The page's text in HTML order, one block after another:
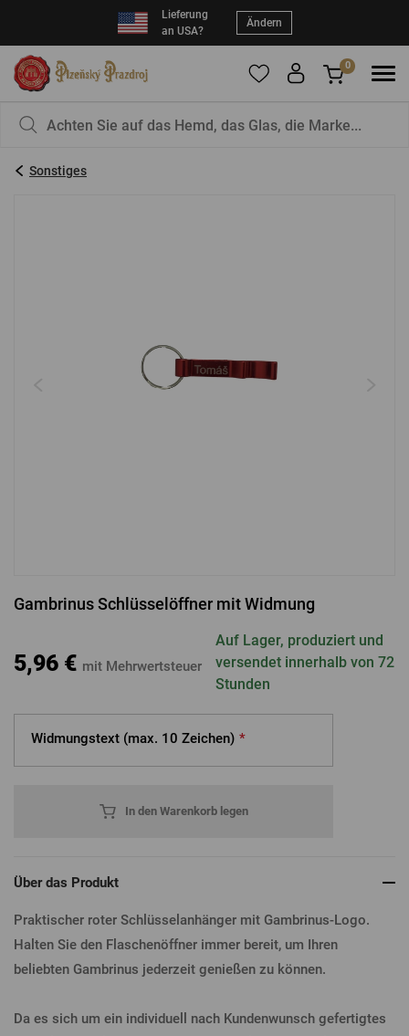
Lieferung
an USA?
Ändern
registrieren Sie sich
Vergessenes Passwort
0
Sonstiges
Gambrinus Schlüsselöffner mit Widmung
5,96 € mit Mehrwertsteuer
Auf Lager, produziert und
versendet innerhalb von 72
Stunden
Widmungstext (max. 10 Zeichen) *
In den Warenkorb legen
Über das Produkt
Praktischer roter Schlüsselanhänger mit Gambrinus-Logo.
Halten Sie den Flaschenöffner immer bereit, um Ihren
beliebten Gambrinus jederzeit genießen zu können.
Da es sich um ein individuell nach Kundenwunsch gefertigtes